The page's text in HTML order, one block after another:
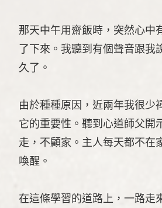
那天中午用齋飯時，突然心中
了下來。我聽到有個聲音跟我
久了。
由於種種原因，近兩年我很少
它的重要性。聽到心道師父開
走，不顧家。主人每天都不
喚醒。
在這條學習的道路上，一路走